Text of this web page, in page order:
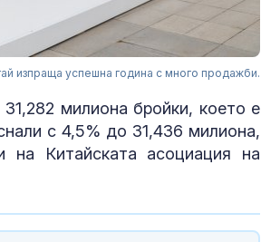
изпраща успешна година с много продажби.
милиона бройки, което е
с 4,5% до 31,436 милиона,
на Китайската асоциация на